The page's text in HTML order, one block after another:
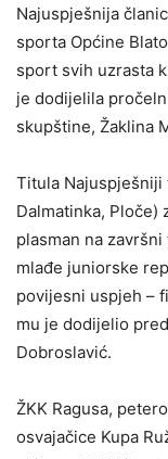
Najuspješnija
sporta Općine
sport svih uzrasta
je dodijelila
skupštine, Žaklina
Titula Najuspješniji
Dalmatinka, Ploče)
plasman na
mlađe juniorske
povijesni uspjeh –
mu je dodijelio
Dobroslavić.
ŽKK Ragusa,
osvajačice Kupa